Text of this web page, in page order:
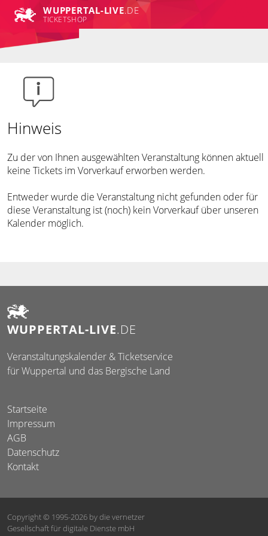
WUPPERTAL-LIVE.DE
TICKETSHOP
Hinweis
Zu der von Ihnen ausgewählten Veranstaltung können aktuell
keine Tickets im Vorverkauf erworben werden.
Entweder wurde die Veranstaltung nicht gefunden oder für
diese Veranstaltung ist (noch) kein Vorverkauf über unseren
Kalender möglich.
WUPPERTAL-LIVE.DE
Veranstaltungskalender & Ticketservice
für Wuppertal und das Bergische Land
Startseite
Impressum
AGB
Datenschutz
Kontakt
Copyright © 1995-2026 by die vernetzer
Gesellschaft für digitale Dienste mbH